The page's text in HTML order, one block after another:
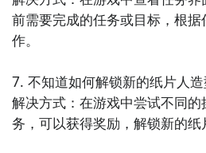
九游APP
刷好游 上
全球好游抢先下 福利礼包免费
前需要完成的任务或目标，根
作。
7. 不知道如何解锁新的纸片人造
解决方式：在游戏中尝试不同
务，可以获得奖励，解锁新的纸